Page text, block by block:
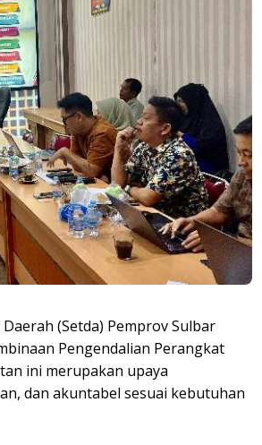
(Setda) Pemprov Sulbar
Pengendalian Perangkat
ini merupakan upaya
dan akuntabel sesuai kebutuhan